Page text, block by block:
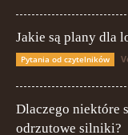
Jakie są plany dla
Pytania od czytelników
Dlaczego niektóre
odrzutowe silniki?